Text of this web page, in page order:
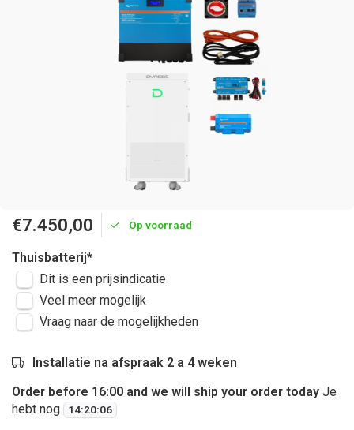
€7.450,00 Op voorraad
Thuisbatterij*
Dit is een prijsindicatie
Veel meer mogelijk
Vraag naar de mogelijkheden
Installatie na afspraak 2 a 4 weken
Order before 16:00 and we will ship your order today Je
hebt nog
14:20:06